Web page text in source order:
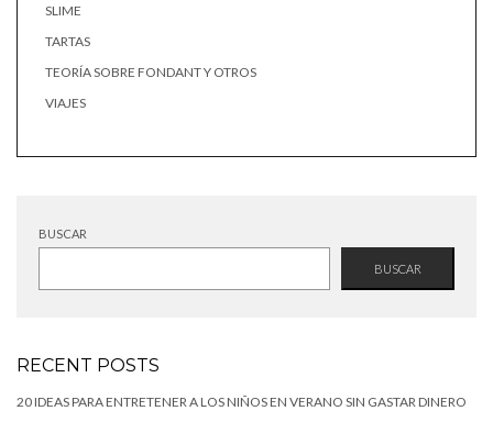
SLIME
TARTAS
TEORÍA SOBRE FONDANT Y OTROS
VIAJES
BUSCAR
BUSCAR
RECENT POSTS
20 IDEAS PARA ENTRETENER A LOS NIÑOS EN VERANO SIN GASTAR DINERO